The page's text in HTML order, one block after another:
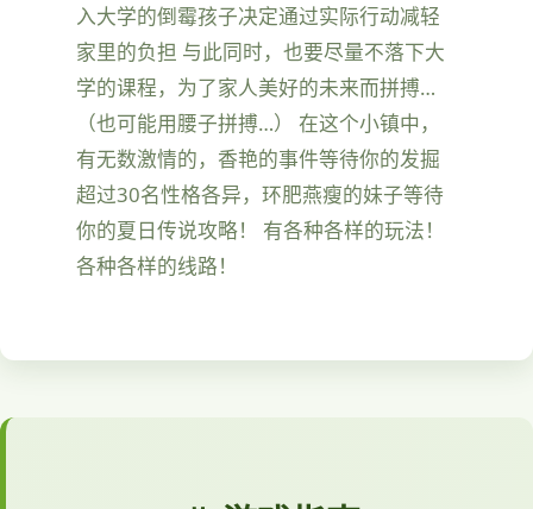
入大学的倒霉孩子决定通过实际行动减轻
家里的负担 与此同时，也要尽量不落下大
学的课程，为了家人美好的未来而拼搏…
（也可能用腰子拼搏…） 在这个小镇中，
有无数激情的，香艳的事件等待你的发掘
超过30名性格各异，环肥燕瘦的妹子等待
你的夏日传说攻略！ 有各种各样的玩法！
各种各样的线路！